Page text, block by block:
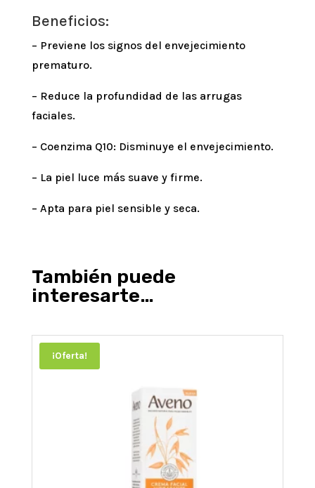
Beneficios:
– Previene los signos del envejecimiento
prematuro.
– Reduce la profundidad de las arrugas
faciales.
– Coenzima Q10: Disminuye el envejecimiento.
– La piel luce más suave y firme.
– Apta para piel sensible y seca.
También puede
interesarte…
¡Oferta!